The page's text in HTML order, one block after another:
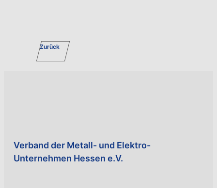
Zurück
Verband der Metall- und Elektro-
Unternehmen Hessen e.V.